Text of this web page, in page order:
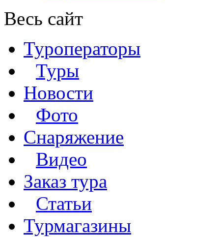
Весь сайт
Туроператоры
Туры
Новости
Фото
Снаряжение
Видео
Заказ тура
Статьи
Турмагазины